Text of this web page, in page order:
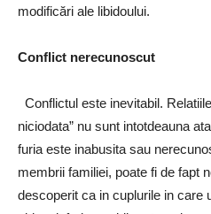
modificări ale libidoului.
Conflict nerecunoscut
Conflictul este inevitabil.
niciodata” nu sunt intotdeauna
furia este inabusita sau
membrii familiei, poate fi de fapt
descoperit ca in cuplurile in care